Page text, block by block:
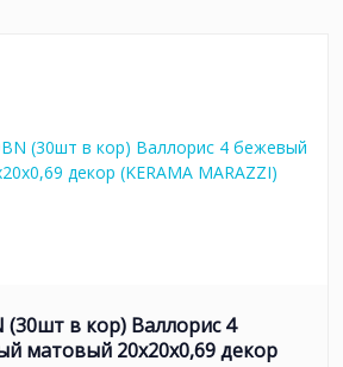
(30шт в кор) Валлорис 4
матовый 20x20x0,69 декор